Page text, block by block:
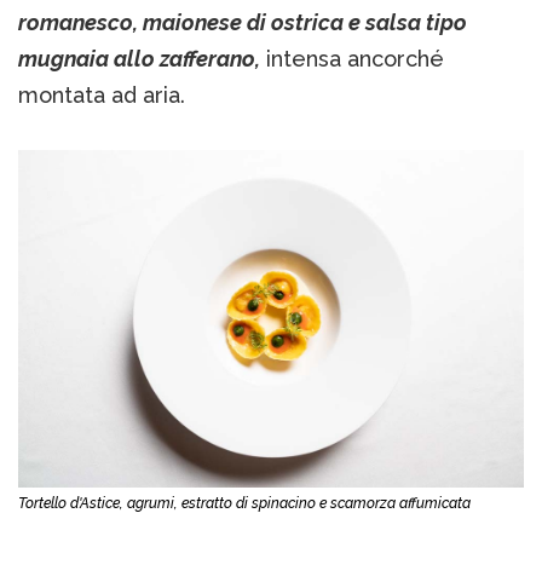
romanesco, maionese di ostrica e salsa tipo
mugnaia allo zafferano, intensa ancorché
montata ad aria.
Tortello d'Astice, agrumi, estratto di spinacino e scamorza affumicata